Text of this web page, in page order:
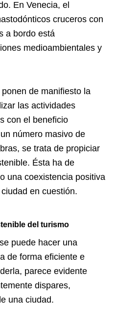
En Venecia, el
cruceros con
a bordo está
medioambientales y
de manifiesto la
las actividades
con el beneficio
número masivo de
se trata de propiciar
Ésta ha de
una coexistencia positiva
en cuestión.
del turismo
puede hacer una
de forma eficiente e
parece evidente
dispares,
una ciudad.